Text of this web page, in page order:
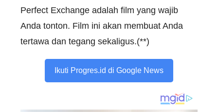
Perfect Exchange adalah film yang wajib
Anda tonton. Film ini akan membuat Anda
tertawa dan tegang sekaligus.(**)
Ikuti Progres.id di Google News